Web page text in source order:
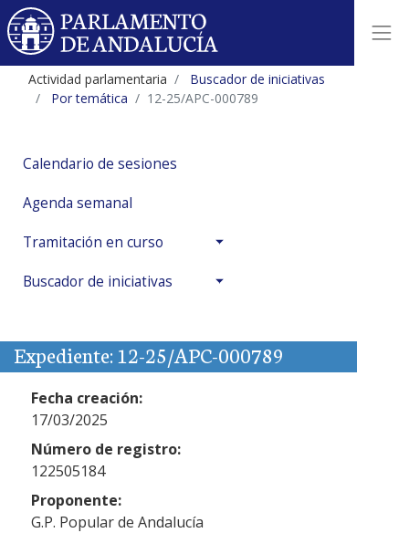
Actividad parlamentaria
Buscador de iniciativas
Por temática
12-25/APC-000789
Calendario de sesiones
Agenda semanal
Tramitación en curso
Buscador de iniciativas
Expediente: 12-25/APC-000789
Fecha creación:
17/03/2025
Número de registro:
122505184
Proponente:
G.P. Popular de Andalucía